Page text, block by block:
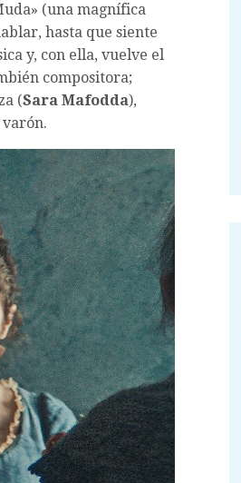
(una magnífica
hasta que siente
y, con ella, vuelve el
compositora;
(Sara Mafodda),